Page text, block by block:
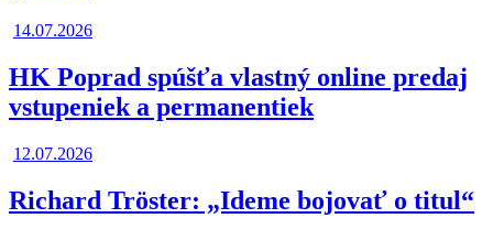
14.07.2026
HK Poprad spúšťa vlastný online predaj
vstupeniek a permanentiek
12.07.2026
Richard Tröster: „Ideme bojovať o titul“